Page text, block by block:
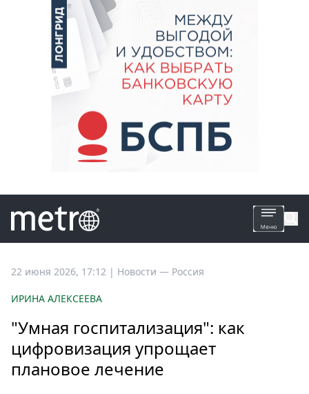
Все
Россия
Мир
Здоровье
22 июня 2026, 17:12 | Новости — Россия
ИРИНА АЛЕКСЕЕВА
"Умная госпитализация": как
цифровизация упрощает
плановое лечение